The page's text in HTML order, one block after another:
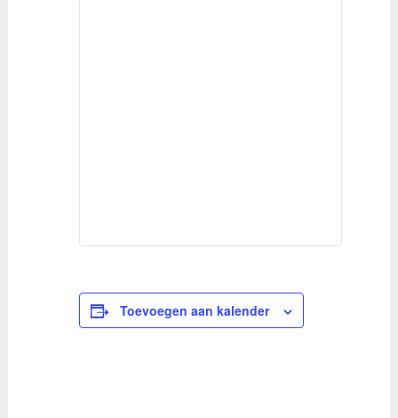
Toevoegen aan kalender